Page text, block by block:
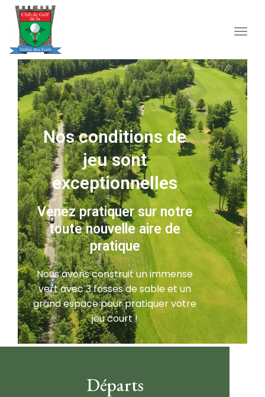
Nos conditions de
jeu sont
exceptionnelles
Venez pratiquer sur notre
toute nouvelle aire de
pratique
Nous avons construit un immense
vert avec 3 fosses de sable et un
grand espace pour pratiquer votre
jeu court !
Départs